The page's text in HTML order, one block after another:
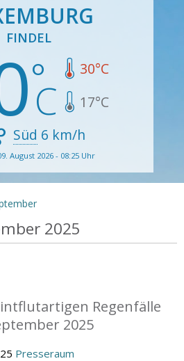
FINDEL
30°C
17°C
Süd 6 km/h
August 2026 - 08:25 Uhr
2025
Regenfälle
2025
Presseraum